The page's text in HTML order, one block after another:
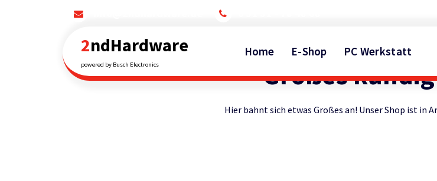
2ndHardware
powered by Busch Electronics
Home E-Shop PC Werkstatt
Großes
Hier bahnt sich etwas Großes an! Unser Shop ist in